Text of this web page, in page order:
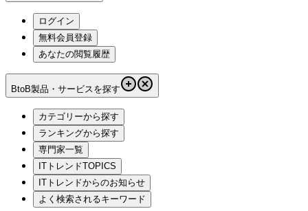
ログイン
無料会員登録
あなたの閲覧履歴
BtoB製品・サービスを探す
カテゴリーから探す
ランキングから探す
専門家一覧
ITトレンドTOPICS
ITトレンドからのお知らせ
よく検索されるキーワード